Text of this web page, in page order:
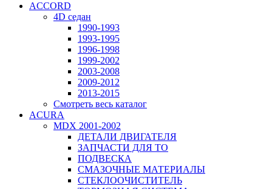
ACCORD
4D седан
1990-1993
1993-1995
1996-1998
1999-2002
2003-2008
2009-2012
2013-2015
Смотреть весь каталог
ACURA
MDX 2001-2002
ДЕТАЛИ ДВИГАТЕЛЯ
ЗАПЧАСТИ ДЛЯ ТО
ПОДВЕСКА
СМАЗОЧНЫЕ МАТЕРИАЛЫ
СТЕКЛООЧИСТИТЕЛЬ